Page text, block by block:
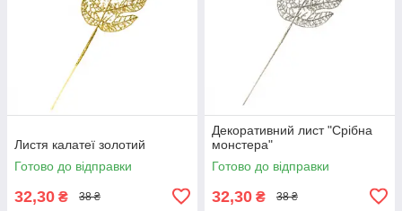
Листя калатеї золотий
Готово до відправки
32,30 ₴ 38 ₴
Декоративний лист "Срібна
монстера"
Готово до відправки
32,30 ₴ 38 ₴